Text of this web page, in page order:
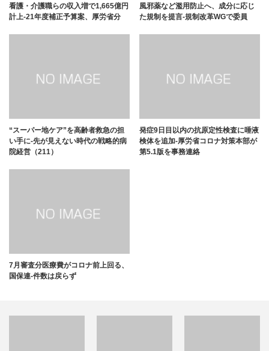
看護・介護職らの収入増で1,665億円
計上-21年度補正予算案、厚労省分
風邪薬など濫用防止へ、成分に応じ
た規制を提言-規制改革WGで委員
“スーパー地ケア”を高齢者救急の担
い手に-先が見えない時代の戦略的病
院経営（211）
発症9日目以内の抗原定性検査に唾液
検体を追加-厚労省コロナ対策本部が
第5.1版を事務連絡
7月審査分医療費がコロナ前上回る、
国保連-件数は戻らず